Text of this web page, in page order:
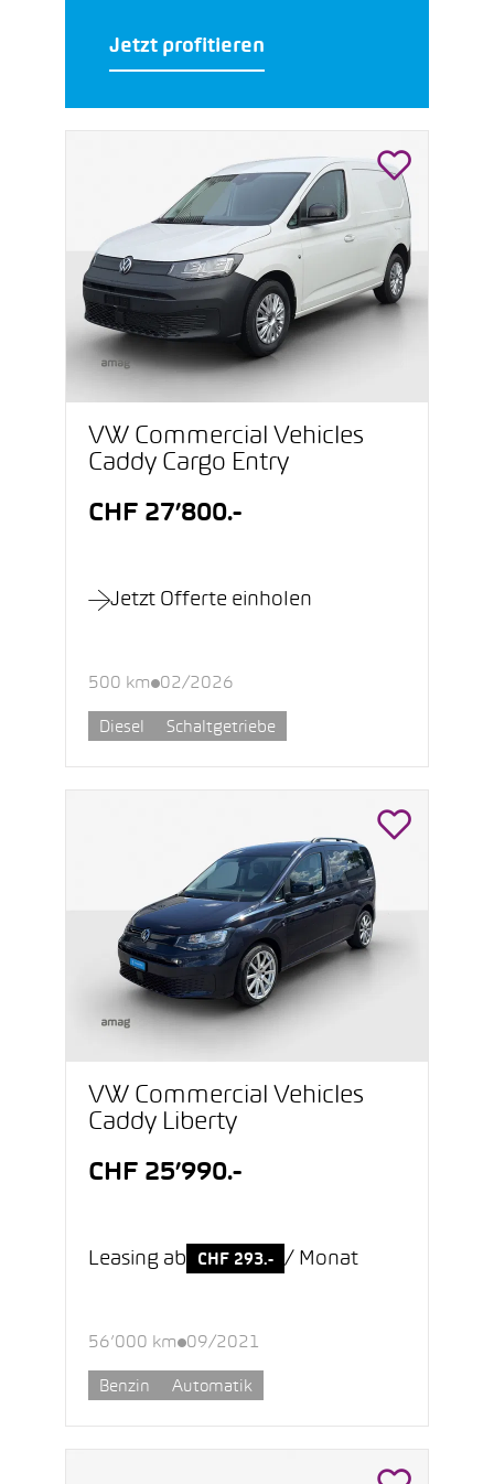
Jetzt profitieren
VW Commercial Vehicles
Caddy Cargo Entry
CHF 27’800.-
Jetzt Offerte einholen
500 km 02/2026
Diesel Schaltgetriebe
VW Commercial Vehicles
Caddy Liberty
CHF 25’990.-
Leasing ab CHF 293.- / Monat
56’000 km 09/2021
Benzin Automatik